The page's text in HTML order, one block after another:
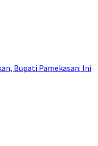
Bupati Pamekasan: Ini